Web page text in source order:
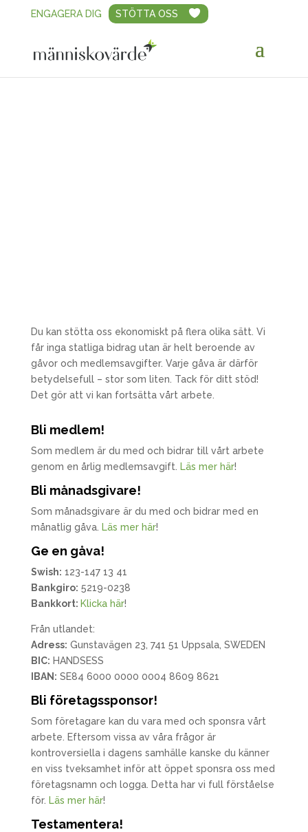
ENGAGERA DIG STÖTTA OSS
Du kan stötta oss ekonomiskt på flera olika sätt. Vi
får inga statliga bidrag utan är helt beroende av
gåvor och medlemsavgifter. Varje gåva är därför
betydelsefull – stor som liten. Tack för ditt stöd!
Det gör att vi kan fortsätta vårt arbete.
Bli medlem!
Som medlem är du med och bidrar till vårt arbete
genom en årlig medlemsavgift.
Läs mer här!
Bli månadsgivare!
Som månadsgivare är du med och bidrar med en
månatlig gåva. Läs mer här!
Ge en gåva!
Swish: 123-147 13 41
Bankgiro: 5219-0238
Bankkort: Klicka här!
Från utlandet:
Adress: Gunstavägen 23, 741 51 Uppsala, SWEDEN
BIC: HANDSESS
IBAN: SE84 6000 0000 0004 8609 8621
Bli företagssponsor!
Som företagare kan du vara med och sponsra vårt
arbete. Eftersom vissa av våra frågor är
kontroversiella i dagens samhälle kanske du känner
en viss tveksamhet inför att öppet sponsra oss med
företagsnamn och logga. Detta har vi full förståelse
för. Läs mer här!
Testamentera!